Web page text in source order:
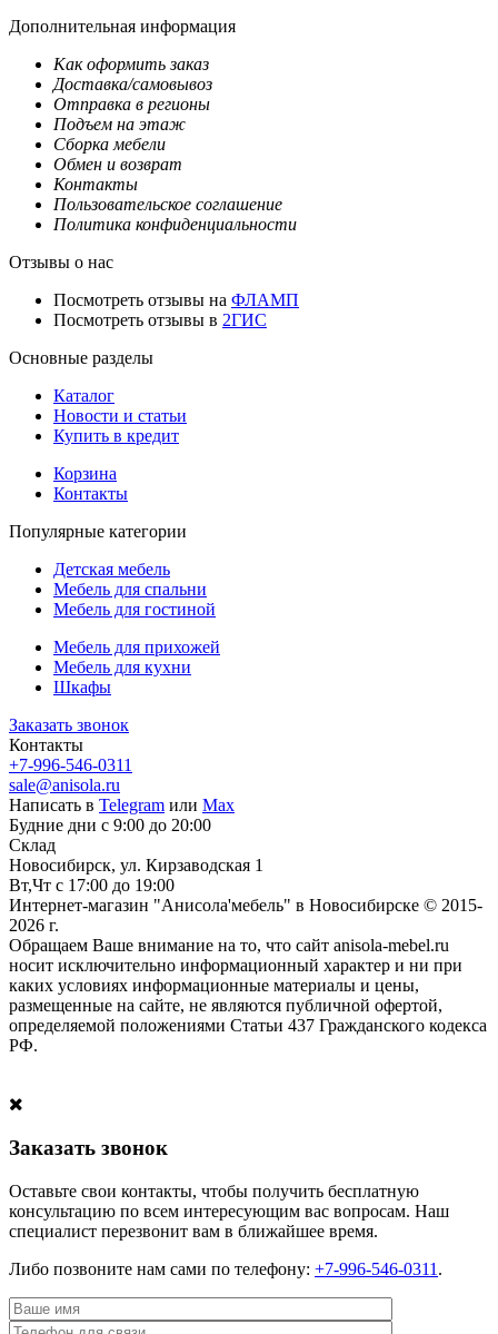
Дополнительная информация
Как оформить заказ
Доставка/самовывоз
Отправка в регионы
Подъем на этаж
Сборка мебели
Обмен и возврат
Контакты
Пользовательское соглашение
Политика конфиденциальности
Отзывы о нас
Посмотреть отзывы на ФЛАМП
Посмотреть отзывы в 2ГИС
Основные разделы
Каталог
Новости и статьи
Купить в кредит
Корзина
Контакты
Популярные категории
Детская мебель
Мебель для спальни
Мебель для гостиной
Мебель для прихожей
Мебель для кухни
Шкафы
Заказать звонок
Контакты
+7-996-546-0311
sale@anisola.ru
Написать в Telegram или Max
Будние дни с 9:00 до 20:00
Склад
Новосибирск, ул. Кирзаводская 1
Вт,Чт с 17:00 до 19:00
Интернет-магазин "Анисола'мебель" в Новосибирске © 2015-
2026 г.
Обращаем Ваше внимание на то, что сайт anisola-mebel.ru
носит исключительно информационный характер и ни при
каких условиях информационные материалы и цены,
размещенные на сайте, не являются публичной офертой,
определяемой положениями Статьи 437 Гражданского кодекса
РФ.
Заказать звонок
Оставьте свои контакты, чтобы получить бесплатную
консультацию по всем интересующим вас вопросам. Наш
специалист перезвонит вам в ближайшее время.
Либо позвоните нам сами по телефону: +7-996-546-0311 .